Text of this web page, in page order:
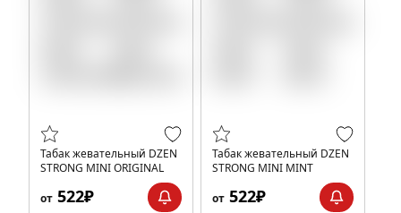
Табак жевательный DZEN
STRONG MINI ORIGINAL
от 522₽
Табак жевательный DZEN
STRONG MINI MINT
от 522₽